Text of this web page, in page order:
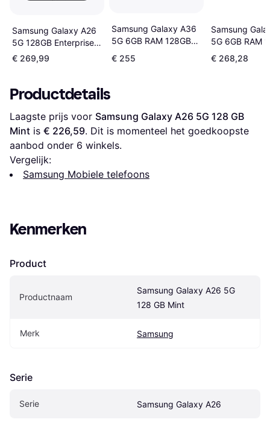
Samsung Galaxy A26
5G 128GB Enterprise
Edition
€ 269,99
Samsung Galaxy A36
5G 6GB RAM 128GB
Awesome Black
€ 255
Samsung
5G 6GB RAM
Awesome Lime
€ 268,28
Productdetails
Laagste prijs voor Samsung Galaxy A26 5G 128 GB
Mint is € 226,59. Dit is momenteel het goedkoopste
aanbod onder 6 winkels.
Vergelijk:
Samsung Mobiele telefoons
Kenmerken
Product
Productnaam
Samsung Galaxy A26 5G
128 GB Mint
Merk Samsung
Serie
Serie Samsung Galaxy A26